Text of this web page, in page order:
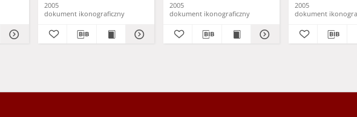
2005
dokument ikonograficzny
2005
dokument ikonograficzny
2005
dokument